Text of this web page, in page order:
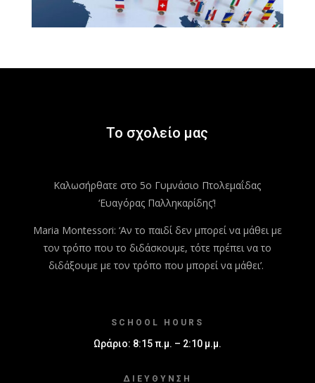
Το σχολείο μας
Καλωσήρθατε στο 5ο Γυμνάσιο Πτολεμαΐδας
‘Ευαγόρας Παλληκαρίδης’!
Maria Montessori: ‘Αν το παιδί δεν μπορεί να μάθει με
τον τρόπο που το διδάσκουμε, τότε πρέπει να το
διδάξουμε με τον τρόπο που μπορεί να μάθει’.
SCHOOL HOURS
Ωράριο: 8:15 π.μ. – 2:10 μ.μ.
ΔΙΕΎΘΥΝΣΗ